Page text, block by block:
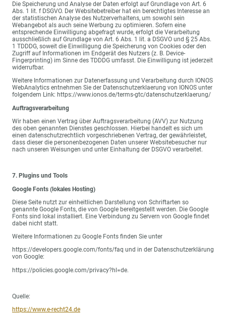
Die Speicherung und Analyse der Daten erfolgt auf Grundlage von Art. 6
Abs. 1 lit. f DSGVO. Der Websitebetreiber hat ein berechtigtes Interesse an
der statistischen Analyse des Nutzerverhaltens, um sowohl sein
Webangebot als auch seine Werbung zu optimieren. Sofern eine
entsprechende Einwilligung abgefragt wurde, erfolgt die Verarbeitung
ausschließlich auf Grundlage von Art. 6 Abs. 1 lit. a DSGVO und § 25 Abs.
1 TDDDG, soweit die Einwilligung die Speicherung von Cookies oder den
Zugriff auf Informationen im Endgerät des Nutzers (z. B. Device-
Fingerprinting) im Sinne des TDDDG umfasst. Die Einwilligung ist jederzeit
widerrufbar.
Weitere Informationen zur Datenerfassung und Verarbeitung durch IONOS
WebAnalytics entnehmen Sie der Datenschutzerklaerung von IONOS unter
folgendem Link: https://www.ionos.de/terms-gtc/datenschutzerklaerung/
Auftragsverarbeitung
Wir haben einen Vertrag über Auftragsverarbeitung (AVV) zur Nutzung
des oben genannten Dienstes geschlossen. Hierbei handelt es sich um
einen datenschutzrechtlich vorgeschriebenen Vertrag, der gewährleistet,
dass dieser die personenbezogenen Daten unserer Websitebesucher nur
nach unseren Weisungen und unter Einhaltung der DSGVO verarbeitet.
7. Plugins und Tools
Google Fonts (lokales Hosting)
Diese Seite nutzt zur einheitlichen Darstellung von Schriftarten so
genannte Google Fonts, die von Google bereitgestellt werden. Die Google
Fonts sind lokal installiert. Eine Verbindung zu Servern von Google findet
dabei nicht statt.
Weitere Informationen zu Google Fonts finden Sie unter
https://developers.google.com/fonts/faq und in der Datenschutzerklärung
von Google:
https://policies.google.com/privacy?hl=de.
Quelle:
https://www.e-recht24.de